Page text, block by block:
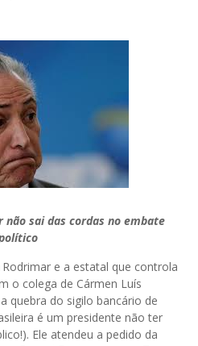
não sai das cordas no embate
e a estatal que controla
o colega de Cármen Luís
quebra do sigilo bancário de
é um presidente não ter
Ele atendeu a pedido da